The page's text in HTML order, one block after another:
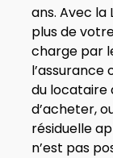
ans. Avec la
plus de
charge par
du locataire
d’acheter,
résiduelle
n’est pas